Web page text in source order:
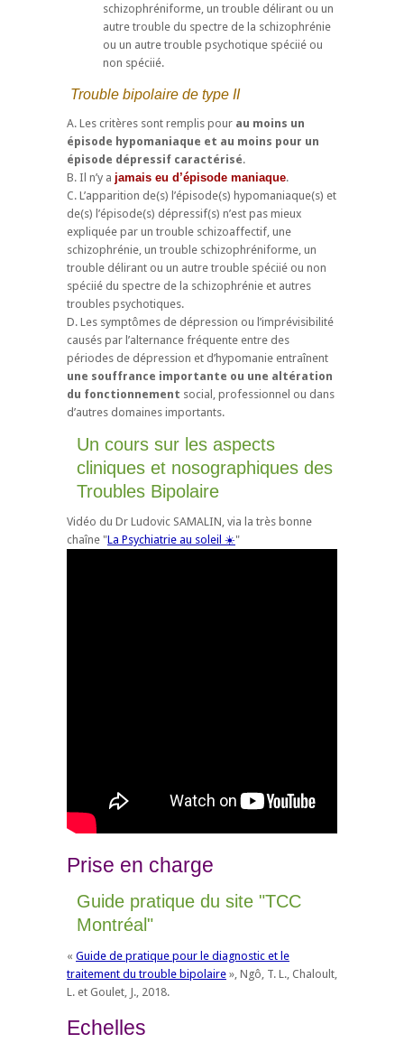
schizophréniforme, un trouble délirant ou un
autre trouble du spectre de la schizophrénie
ou un autre trouble psychotique spéciié ou
non spéciié.
Trouble bipolaire de type II
A. Les critères sont remplis pour au moins un
épisode hypomaniaque et au moins pour un
épisode dépressif caractérisé.
B. Il n’y a jamais eu d’épisode maniaque.
C. L’apparition de(s) l’épisode(s) hypomaniaque(s) et
de(s) l’épisode(s) dépressif(s) n’est pas mieux
expliquée par un trouble schizoaffectif, une
schizophrénie, un trouble schizophréniforme, un
trouble délirant ou un autre trouble spéciié ou non
spéciié du spectre de la schizophrénie et autres
troubles psychotiques.
D. Les symptômes de dépression ou l’imprévisibilité
causés par l’alternance fréquente entre des
périodes de dépression et d’hypomanie entraînent
une souffrance importante ou une altération
du fonctionnement social, professionnel ou dans
d’autres domaines importants.
Un cours sur les aspects
cliniques et nosographiques des
Troubles Bipolaire
Vidéo du Dr Ludovic SAMALIN, via la très bonne
chaîne "La Psychiatrie au soleil ☀️"
Prise en charge
Guide pratique du site "TCC
Montréal"
« Guide de pratique pour le diagnostic et le
traitement du trouble bipolaire », Ngô, T. L., Chaloult,
L. et Goulet, J., 2018.
Echelles